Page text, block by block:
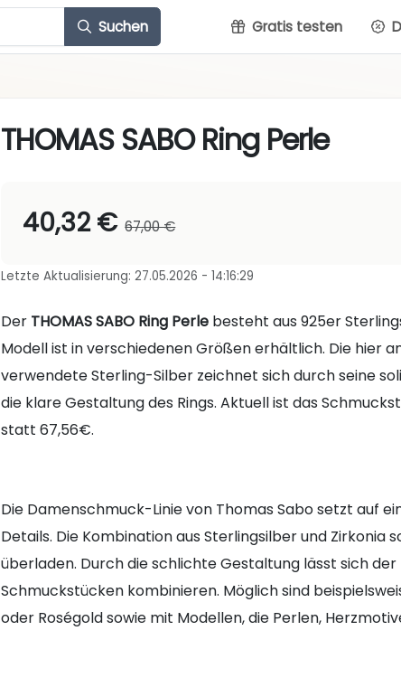
Suchen Gratis testen
THOMAS SABO Ring Perle
40,32 € 67,00 €
Letzte Aktualisierung: 27.05.2026 - 14:16:29
Der THOMAS SABO Ring Perle besteht aus 925er
Modell ist in verschiedenen Größen erhältlich. Die hier
verwendete Sterling-Silber zeichnet sich durch seine
die klare Gestaltung des Rings. Aktuell ist das
statt 67,56€.
Die Damenschmuck-Linie von Thomas Sabo setzt auf
Details. Die Kombination aus Sterlingsilber und Zirkonia
überladen. Durch die schlichte Gestaltung lässt sich
Schmuckstücken kombinieren. Möglich sind
oder Roségold sowie mit Modellen, die Perlen,